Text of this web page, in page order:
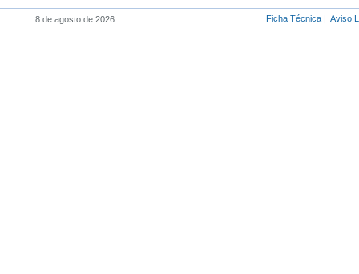
8 de agosto de 2026 Ficha Técnica |Aviso